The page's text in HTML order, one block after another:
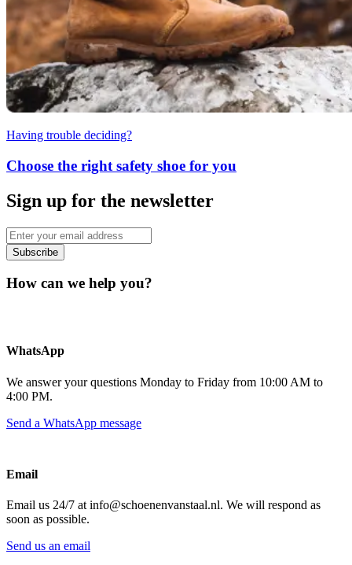
Having trouble deciding?
Choose the right safety shoe for you
Sign up for the newsletter
Subscribe
How can we help you?
WhatsApp
We answer your questions Monday to Friday from 10:00 AM to
4:00 PM.
Send a WhatsApp message
Email
Email us 24/7 at info@schoenenvanstaal.nl. We will respond as
soon as possible.
Send us an email